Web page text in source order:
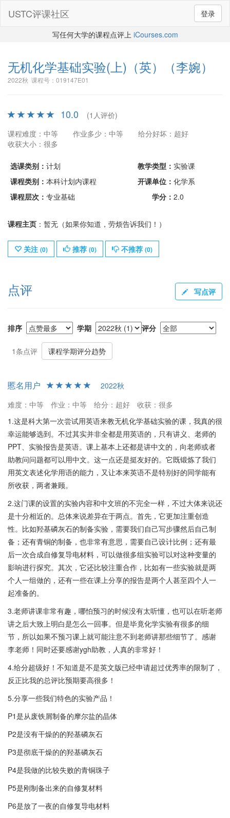
登录
USTC评课社区
写任何大学的课程点评上 iCourses.com
无机化学基础实验(上)（英） （李婉）
2022秋 课程号：019147E01
10.0
(1人评价)
课程难度：中等
作业多少：中等
给分好坏：超好
收获大小：很多
选课类别： 计划 教学类型： 实验课
课程类别： 本科计划内课程 开课单位： 化学系
课程层次： 专业基础 学分： 2.0
课程主页 ：暂无（如果你知道，劳烦告诉我们！）
关注 (0) 推荐 (0) 不推荐 (0)
点评 写点评
排序 学期 评分
1条点评 课程学期评分趋势
慝名用户
2022秋
难度：中等
作业：中等 给分：超好
收获：很多
1.这是科大第一次尝试用英语来教无机化学基础实验的课，我真的很
幸运能够选到。不过其实并非全都是用英语的，只有讲义、老师的
PPT、实验报告是英语。课上基本上还都是讲中文的，向老师或者
助教问问题都可以用中文。这一点还是挺友好的。它既锻炼了我们
用英文表述化学用语的能力，又让本来英语不是特别好的同学能有
所收获，两者兼顾。
2.这门课的设置的实验内容和中文班的不完全一样，不过大体来说还
是十分相近的。总体来说差异在于两点。首先，它更加注重创造
性。比如羟基磷灰石的制备实验，需要我们自己写步骤然后自己制
备；还有青铜的制备，也非常有意思，需要自己设计比例；还有最
后一次合成自修复导电材料，可以做很多组实验可以对这种变量的
影响进行探究。其次，它还比较注重合作，比如有一些实验就是两
个人一组做的，还有一些在课上分享的报告是两个人甚至四个人一
起准备的。
3.老师讲课非常有趣，哪怕预习的时候没有太听懂，也可以在听老师
讲之后大致上明白是怎么一回事。但是毕竟化学实验有很多的细
节，所以如果不预习课上就可能注意不到老师讲那些细节了。感谢
李老师！同时还要感谢ygh助教，人真的非常好！
4.给分超级好！不知道是不是英文版已经申请超过优秀率的限制了，
反正比我的总评比预期要高很多！
5.分享一些我们特色的实验产品！
P1是从废铁屑制备的摩尔盐的晶体
P2是没有干燥的的羟基磷灰石
P3是彻底干燥的的羟基磷灰石
P4是我做的比较失败的青铜珠子
P5是刚制备出来的自修复材料
P6是放了一夜的自修复导电材料